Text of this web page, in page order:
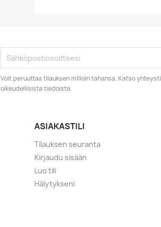
Voit peruuttaa tilauksen milloin tahansa. Katso
oikeudellisista tiedoista.
ASIAKASTILI
Tilauksen seuranta
Kirjaudu sisään
Luo tili
Hälytykseni